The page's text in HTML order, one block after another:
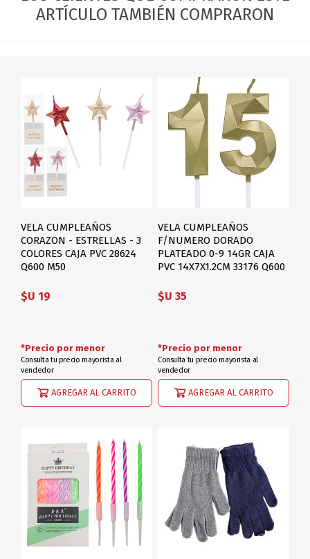
ARTÍCULO TAMBIÉN COMPRARON
VELA CUMPLEAÑOS
CORAZON - ESTRELLAS - 3
COLORES CAJA PVC 28624
Q600 M50
$U 19
AGREGAR AL CARRITO
*Precio por menor
Consulta tu precio mayorista al
vendedor
VELA CUMPLEAÑOS
F/NUMERO DORADO
PLATEADO 0-9 14GR CAJA
PVC 14X7X1.2CM 33176 Q600
$U 35
AGREGAR AL CARRITO
*Precio por menor
Consulta tu precio mayorista al
vendedor